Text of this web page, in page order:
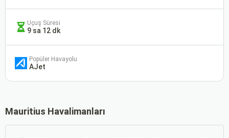
Uçuş Süresi
9 sa 12 dk
Popüler Havayolu
AJet
Mauritius Havalimanları